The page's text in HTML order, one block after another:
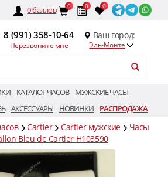
0баллов 0 0 0
8 (991) 358-10-64
Перезвоните мне
Ваш город:
Эль-Монте
КАТАЛОГ ЧАСОВ
МУЖСКИЕ ЧАСЫ
АКСЕССУАРЫ НОВИНКИ РАСПРОДАЖА
Cartier Cartier мужские
Часы
Bleu de Cartier H103590